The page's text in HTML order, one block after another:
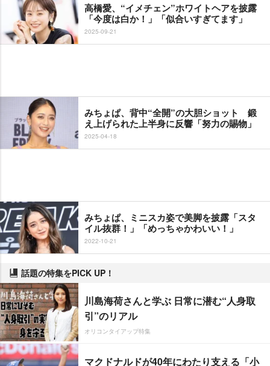
高橋愛、“イメチェン”ホワイトヘアを披露
「今度は白か！」「似合いすぎてます」
2025-09-21
みちょぱ、背中“全開”の大胆ショット 鍛
え上げられた上半身に反響「努力の賜物」
2025-04-18
みちょぱ、ミニスカ姿で美脚を披露「スタ
イル抜群！」「めっちゃかわいい！」
2022-10-21
話題の特集をPICK UP！
川島海荷さんと学ぶ 日常に潜む“人身取
引”のリアル
オリコンタイアップ特集
マクドナルドが40年にわたり支える「小